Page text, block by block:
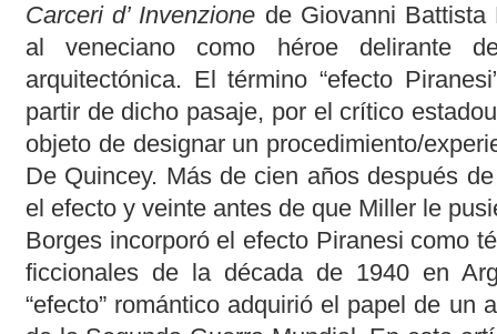
Carceri d’ Invenzione de Giovanni
al veneciano como héroe delirante
arquitectónica. El término “efecto
partir de dicho pasaje, por el crítico
objeto de designar un procedimiento/
De Quincey. Más de cien años después
el efecto y veinte antes de que Miller le
Borges incorporó el efecto Piranesi como
ficcionales de la década de 1940 en
“efecto” romántico adquirió el papel de un